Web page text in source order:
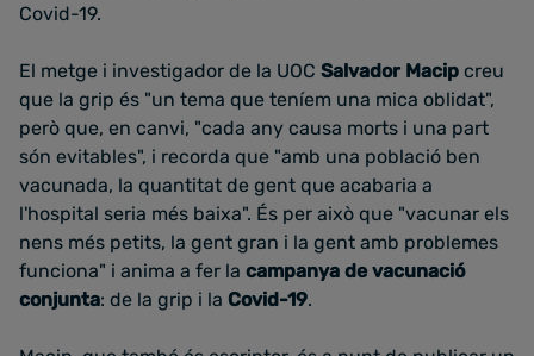
Covid-19.
El metge i investigador de la UOC Salvador Macip creu
que la grip és "un tema que teníem una mica oblidat",
però que, en canvi, "cada any causa morts i una part
són evitables", i recorda que "amb una població ben
vacunada, la quantitat de gent que acabaria a
l'hospital seria més baixa". És per això que "vacunar els
nens més petits, la gent gran i la gent amb problemes
funciona" i anima a fer la campanya de vacunació
conjunta: de la grip i la Covid-19.